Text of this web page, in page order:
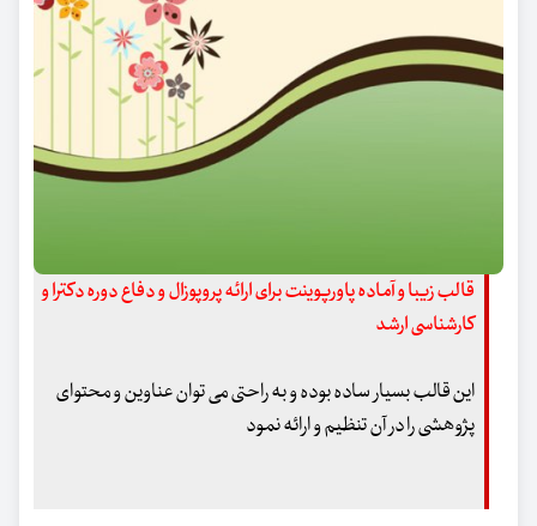
قالب زیبا و آماده پاورپوینت برای ارائه پروپوزال و دفاع دوره دکترا و
کارشناسی ارشد
این قالب بسیار ساده بوده و به راحتی می توان عناوین و محتوای
پژوهشی را در آن تنظیم و ارائه نمود